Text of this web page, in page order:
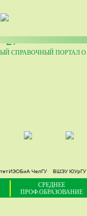
27
СПРАВОЧНЫЙ ПОРТАЛ
ИЭОБиА ЧелГУ ВШЭУ ЮУрГУ
СРЕДНЕЕ
ПРОФ.ОБРАЗОВАНИЕ